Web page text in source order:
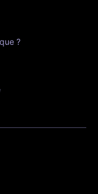
?